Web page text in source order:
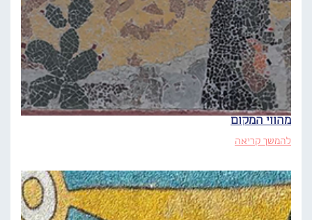
מהווי המקום
להמשך קריאה